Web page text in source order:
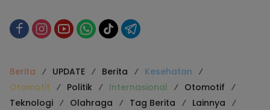
Berita UPDATE Berita
Kesehatan
Otomotif
Politik Internasional
Otomotif
Teknologi
Olahraga Tag Berita
Lainnya